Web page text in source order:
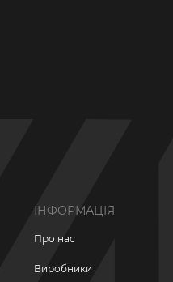
ІНФОРМАЦІЯ
Про нас
Виробники